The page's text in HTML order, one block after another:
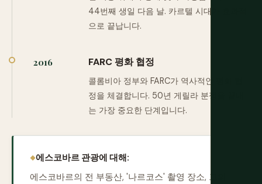
44번째 생일 다음 날. 카르텔 시대가 효과적
으로 끝납니다.
2016 FARC 평화 협정
콜롬비아 정부와 FARC가 역사적인 평화 협
정을 체결합니다. 50년 게릴라 분쟁을 끝내
는 가장 중요한 단계입니다.
에스코바르 관광에 대해:
에스코바르의 전 부동산, '나르코스' 촬영 장소, 그의